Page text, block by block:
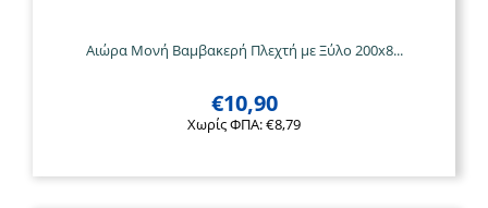
Αιώρα Μονή Βαμβακερή Πλεχτή με Ξύλο 200x8...
€10,90
Χωρίς ΦΠΑ:€8,79